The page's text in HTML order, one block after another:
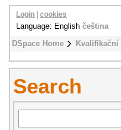
DSpace Home
Login cookies
Language: English čeština
Search